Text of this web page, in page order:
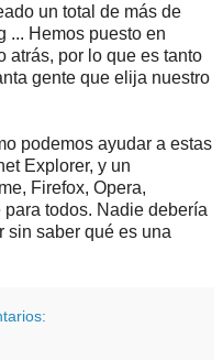
un total de más de
... Hemos puesto en
atrás, por lo que es tanto
gente que elija nuestro
podemos ayudar a estas
Explorer, y un
Firefox, Opera,
todos. Nadie debería
sin saber qué es una